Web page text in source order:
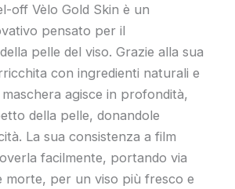
off Vèlo Gold Skin è un
pensato per il
pelle del viso. Grazie alla sua
con ingredienti naturali e
agisce in profondità,
della pelle, donandole
La sua consistenza a film
facilmente, portando via
morte, per un viso più fresco e